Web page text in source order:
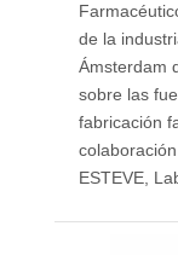
de la
Ámsterdam
sobre las
fabricación
ESTEVE,